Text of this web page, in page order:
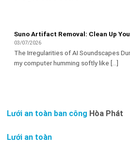
Suno Artifact Removal: Clean Up
03/07/2026
The Irregularities of AI Soundscapes
my computer humming softly like [...]
Lưới an toàn ban công Hòa Phát
Lưới an toàn